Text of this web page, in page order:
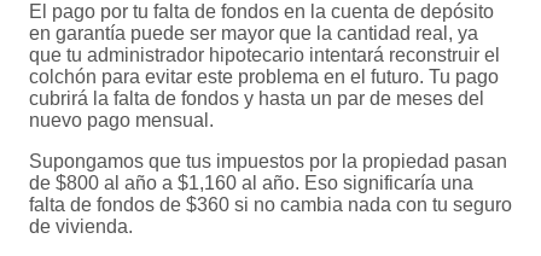
El pago por tu falta de fondos en la cuenta de depósito
en garantía puede ser mayor que la cantidad real, ya
que tu administrador hipotecario intentará reconstruir el
colchón para evitar este problema en el futuro. Tu pago
cubrirá la falta de fondos y hasta un par de meses del
nuevo pago mensual.
Supongamos que tus impuestos por la propiedad pasan
de $800 al año a $1,160 al año. Eso significaría una
falta de fondos de $360 si no cambia nada con tu seguro
de vivienda.